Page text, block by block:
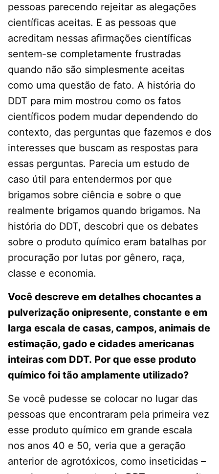
pessoas parecendo rejeitar as alegações
científicas aceitas. E as pessoas que
acreditam nessas afirmações científicas
sentem-se completamente frustradas
quando não são simplesmente aceitas
como uma questão de fato. A história do
DDT para mim mostrou como os fatos
científicos podem mudar dependendo do
contexto, das perguntas que fazemos e dos
interesses que buscam as respostas para
essas perguntas. Parecia um estudo de
caso útil para entendermos por que
brigamos sobre ciência e sobre o que
realmente brigamos quando brigamos. Na
história do DDT, descobri que os debates
sobre o produto químico eram batalhas por
procuração por lutas por gênero, raça,
classe e economia.
Você descreve em detalhes chocantes a
pulverização onipresente, constante e em
larga escala de casas, campos, animais de
estimação, gado e cidades americanas
inteiras com DDT. Por que esse produto
químico foi tão amplamente utilizado?
Se você pudesse se colocar no lugar das
pessoas que encontraram pela primeira vez
esse produto químico em grande escala
nos anos 40 e 50, veria que a geração
anterior de agrotóxicos, como inseticidas –